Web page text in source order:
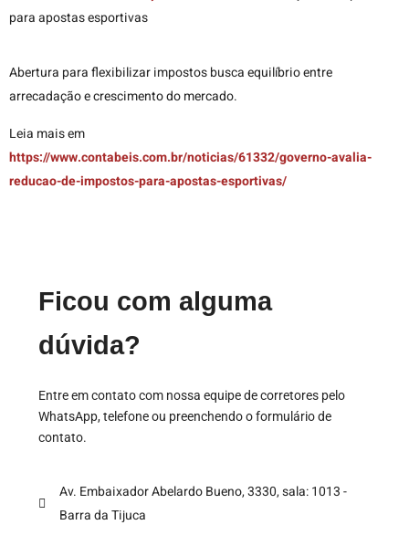
para apostas esportivas
Abertura para flexibilizar impostos busca equilíbrio entre
arrecadação e crescimento do mercado.
Leia mais em
https://www.contabeis.com.br/noticias/61332/governo-avalia-
reducao-de-impostos-para-apostas-esportivas/
Ficou com alguma
dúvida?
Entre em contato com nossa equipe de corretores pelo
WhatsApp, telefone ou preenchendo o formulário de
contato.
Av. Embaixador Abelardo Bueno, 3330, sala: 1013 -
Barra da Tijuca